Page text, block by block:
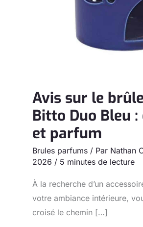
Avis sur le
Bitto Duo Bleu :
et parfum
Brules parfums / Par Nathan
2026 / 5 minutes de lecture
À la recherche d’un
votre ambiance intérieure,
croisé le chemin […]